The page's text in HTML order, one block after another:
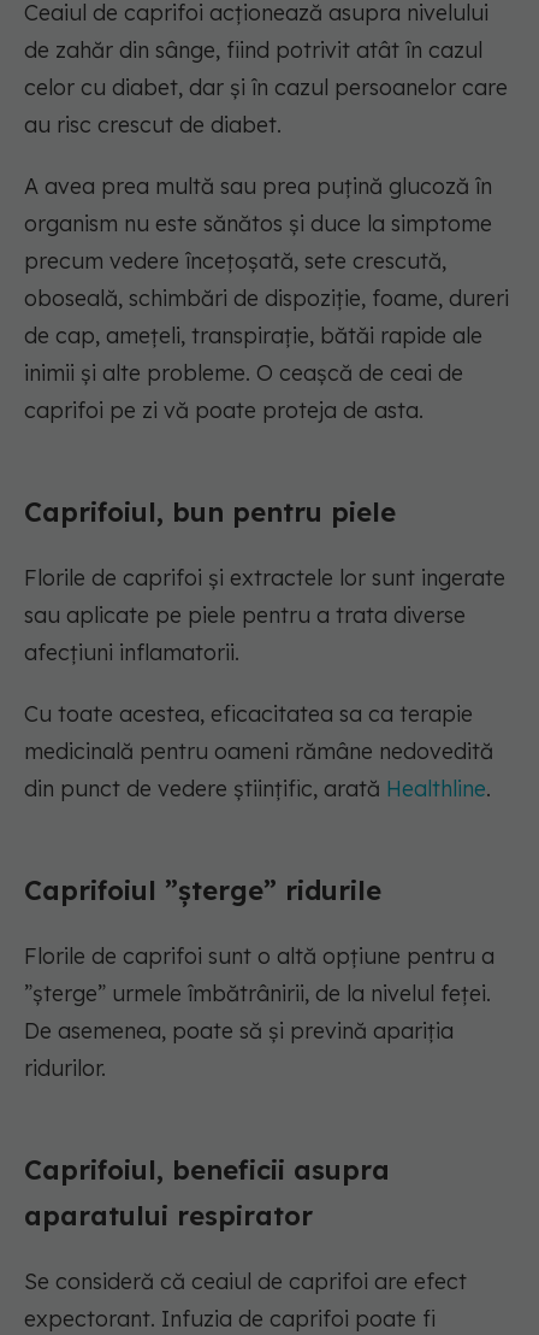
Ceaiul de caprifoi acționează asupra nivelului
de zahăr din sânge, fiind potrivit atât în cazul
celor cu diabet, dar și în cazul persoanelor care
au risc crescut de diabet.
A avea prea multă sau prea puțină glucoză în
organism nu este sănătos și duce la simptome
precum vedere încețoșată, sete crescută,
oboseală, schimbări de dispoziție, foame, dureri
de cap, amețeli, transpirație, bătăi rapide ale
inimii și alte probleme. O ceașcă de ceai de
caprifoi pe zi vă poate proteja de asta.
Caprifoiul, bun pentru piele
Florile de caprifoi și extractele lor sunt ingerate
sau aplicate pe piele pentru a trata diverse
afecțiuni inflamatorii.
Cu toate acestea, eficacitatea sa ca terapie
medicinală pentru oameni rămâne nedovedită
din punct de vedere științific, arată Healthline.
Caprifoiul ”șterge” ridurile
Florile de caprifoi sunt o altă opțiune pentru a
”șterge” urmele îmbătrânirii, de la nivelul feței.
De asemenea, poate să și prevină apariția
ridurilor.
Caprifoiul, beneficii asupra
aparatului respirator
Se consideră că ceaiul de caprifoi are efect
expectorant. Infuzia de caprifoi poate fi